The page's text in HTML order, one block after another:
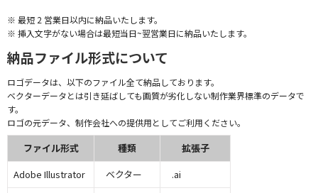
※ 最短 2 営業日以内に納品いたします。
※ 挿入文字がない場合は最短当日~翌営業日に納品いたします。
納品ファイル形式について
ロゴデータは、以下のファイル全て納品しております。
ベクターデータとは引き延ばしても画質が劣化しない制作業界標準のデータで
す。
ロゴの元データ、制作会社への提供用としてご利用ください。
ファイル形式 種類
拡張子
Adobe Illustrator
ベクター
.ai